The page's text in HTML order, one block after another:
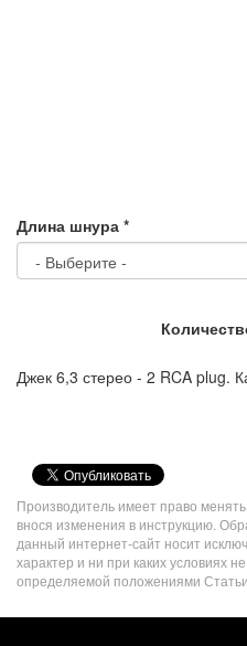
Джек 6,3 стерео - 2 RCA plug.
Длина шнура *
VK
Share
Button
Производитель имеет право
внося изменения в инструкцию.
данный интернет-сайт носит
характер и ни при каких условиях
определяемой положениями